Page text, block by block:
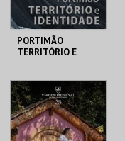
PORTIMÃO
TERRITÓRIO E
MUSEU DE
PORTIMÃO
MAIS INFO